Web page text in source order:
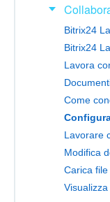
Bitrix24
Bitrix24
Lavora
Lavorare
Modifica
Carica